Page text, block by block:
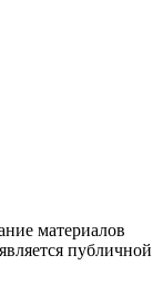
материалов
публичной